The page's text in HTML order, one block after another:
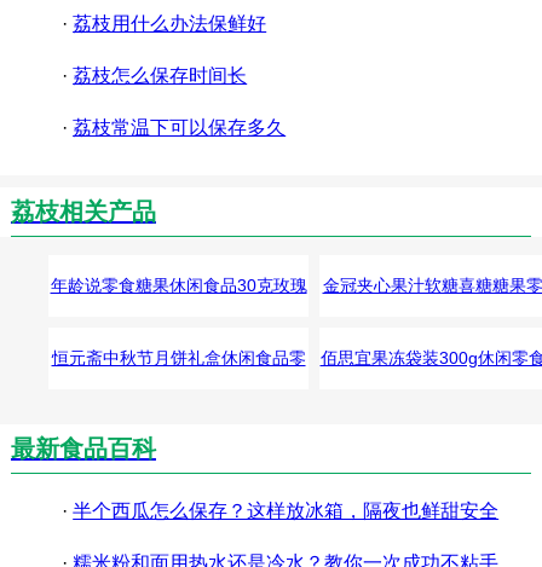
·荔枝用什么办法保鲜好
·荔枝怎么保存时间长
·荔枝常温下可以保存多久
荔枝相关产品
年龄说零食糖果休闲食品30克玫瑰
荔枝味（方盒）
金冠夹心果汁软糖喜糖糖果
闲食品荔枝味
恒元斋中秋节月饼礼盒休闲食品零 佰思宜果冻袋装300g休闲零
最新食品百科
·半个西瓜怎么保存？这样放冰箱，隔夜也鲜甜安全
·糯米粉和面用热水还是冷水？教你一次成功不粘手